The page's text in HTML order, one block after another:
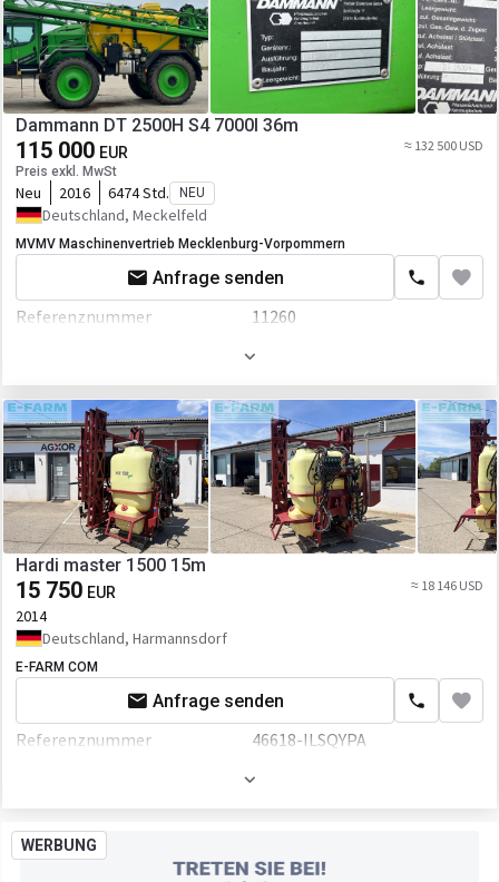
Dammann DT 2500H S4 7000l 36m
115 000 EUR
Preis exkl. MwSt
≈ 132 500 USD
Neu 2016 6474 Std. NEU
Deutschland, Meckelfeld
MVMV Maschinenvertrieb Mecklenburg-Vorpommern
Anfrage senden
Referenznummer
11260
2028-01-01
Kabine
Bordcomputer
Hardi master 1500 15m
15 750 EUR ≈ 18 146 USD
2014
Deutschland, Harmannsdorf
E-FARM COM
Anfrage senden
Referenznummer 46618-ILSQYPA
WERBUNG